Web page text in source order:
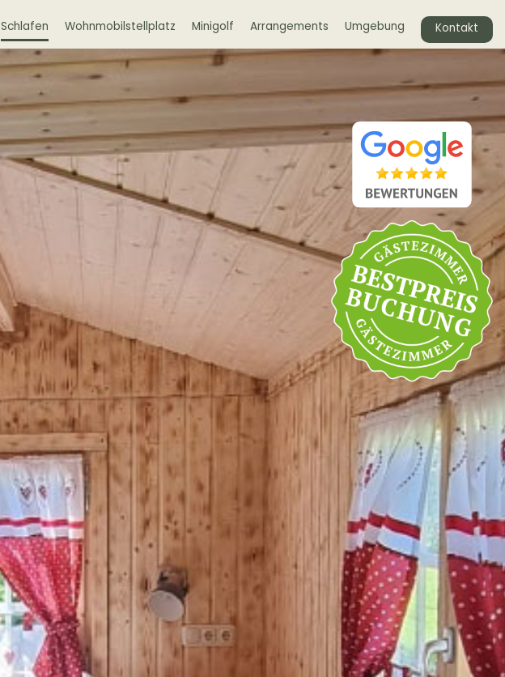
Schlafen Wohnmobilstellplatz Minigolf Arrangements Umgebung Kontakt